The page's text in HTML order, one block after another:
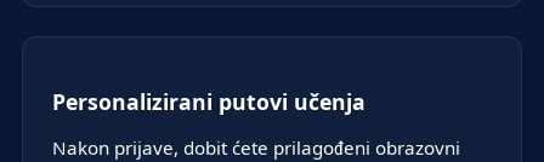
Personalizirani putovi učenja
Nakon prijave, dobit ćete prilagođeni obrazovni